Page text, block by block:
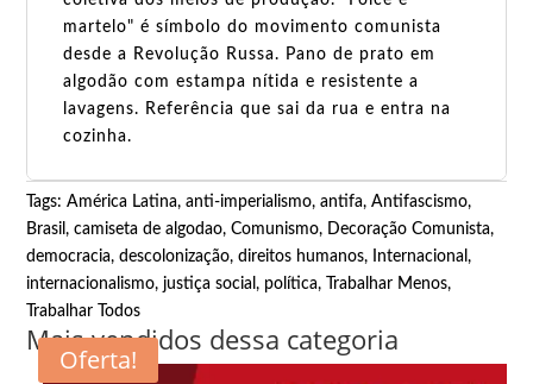
martelo" é símbolo do movimento comunista
desde a Revolução Russa. Pano de prato em
algodão com estampa nítida e resistente a
lavagens. Referência que sai da rua e entra na
cozinha.
Tags:América Latina,anti-imperialismo,antifa,Antifascismo,
Brasil,camiseta de algodao,Comunismo, Decoração Comunista,
democracia,descolonização,direitos humanos, Internacional,
internacionalismo, justiça social, política,
Trabalhar Menos,
Trabalhar Todos
Mais vendidos dessa categoria
Oferta!